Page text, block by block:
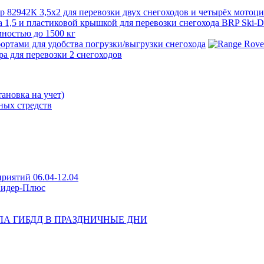
на учет)
стредств
06.04-12.04
Плюс
ГИБДД В ПРАЗДНИЧНЫЕ ДНИ